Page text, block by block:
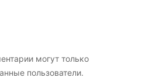
могут только
пользователи.